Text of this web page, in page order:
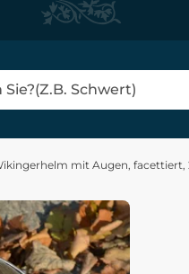
mit Augen, facettiert,